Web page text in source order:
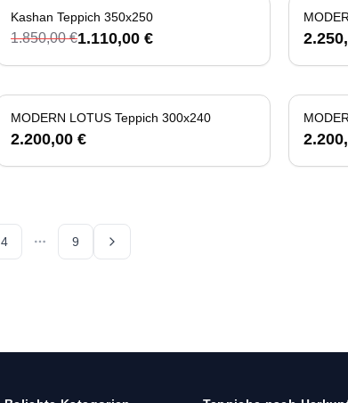
-40%
Kashan Teppich 350x250
1.850,00 €1.110,00 €
MODERN LOTUS Teppich 300x240
2.200,00 €
4
More pages
9